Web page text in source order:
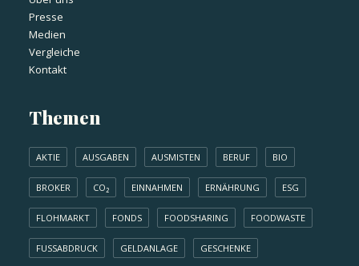
Presse
Medien
Vergleiche
Kontakt
Themen
AKTIE AUSGABEN AUSMISTEN BERUF BIO
BROKER CO₂ EINNAHMEN ERNÄHRUNG ESG
FLOHMARKT FONDS FOODSHARING FOODWASTE
FUSSABDRUCK GELDANLAGE GESCHENKE